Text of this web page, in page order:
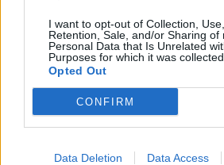
I want to opt-out of Collection, Use,
Retention, Sale, and/or Sharing of
Personal Data that Is Unrelated
Purposes for which it was collected.
Opted Out
CONFIRM
Data Deletion Data Access
DIRECTION BUSINESS
allstarbasket.gr
την Εθνική στα
στην Ιρλανδία
07/08/2026 - 06:22